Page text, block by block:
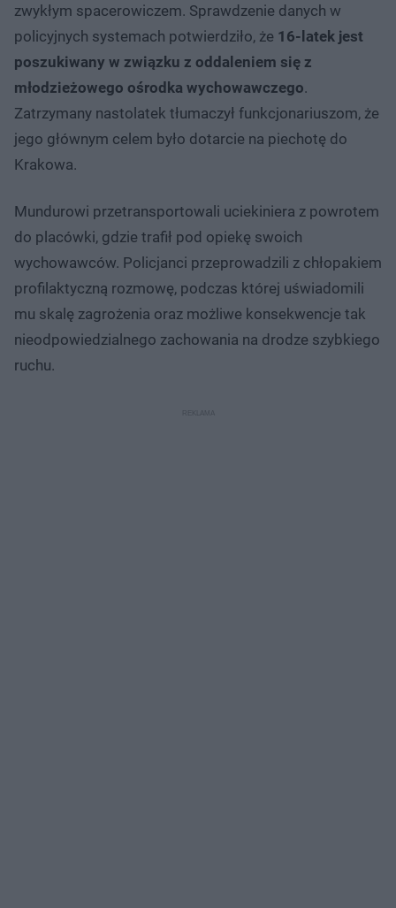
zwykłym spacerowiczem. Sprawdzenie danych w
policyjnych systemach potwierdziło, że 16-latek jest
poszukiwany w związku z oddaleniem się z
młodzieżowego ośrodka wychowawczego.
Zatrzymany nastolatek tłumaczył funkcjonariuszom, że
jego głównym celem było dotarcie na piechotę do
Krakowa.
Mundurowi przetransportowali uciekiniera z powrotem
do placówki, gdzie trafił pod opiekę swoich
wychowawców. Policjanci przeprowadzili z chłopakiem
profilaktyczną rozmowę, podczas której uświadomili
mu skalę zagrożenia oraz możliwe konsekwencje tak
nieodpowiedzialnego zachowania na drodze szybkiego
ruchu.